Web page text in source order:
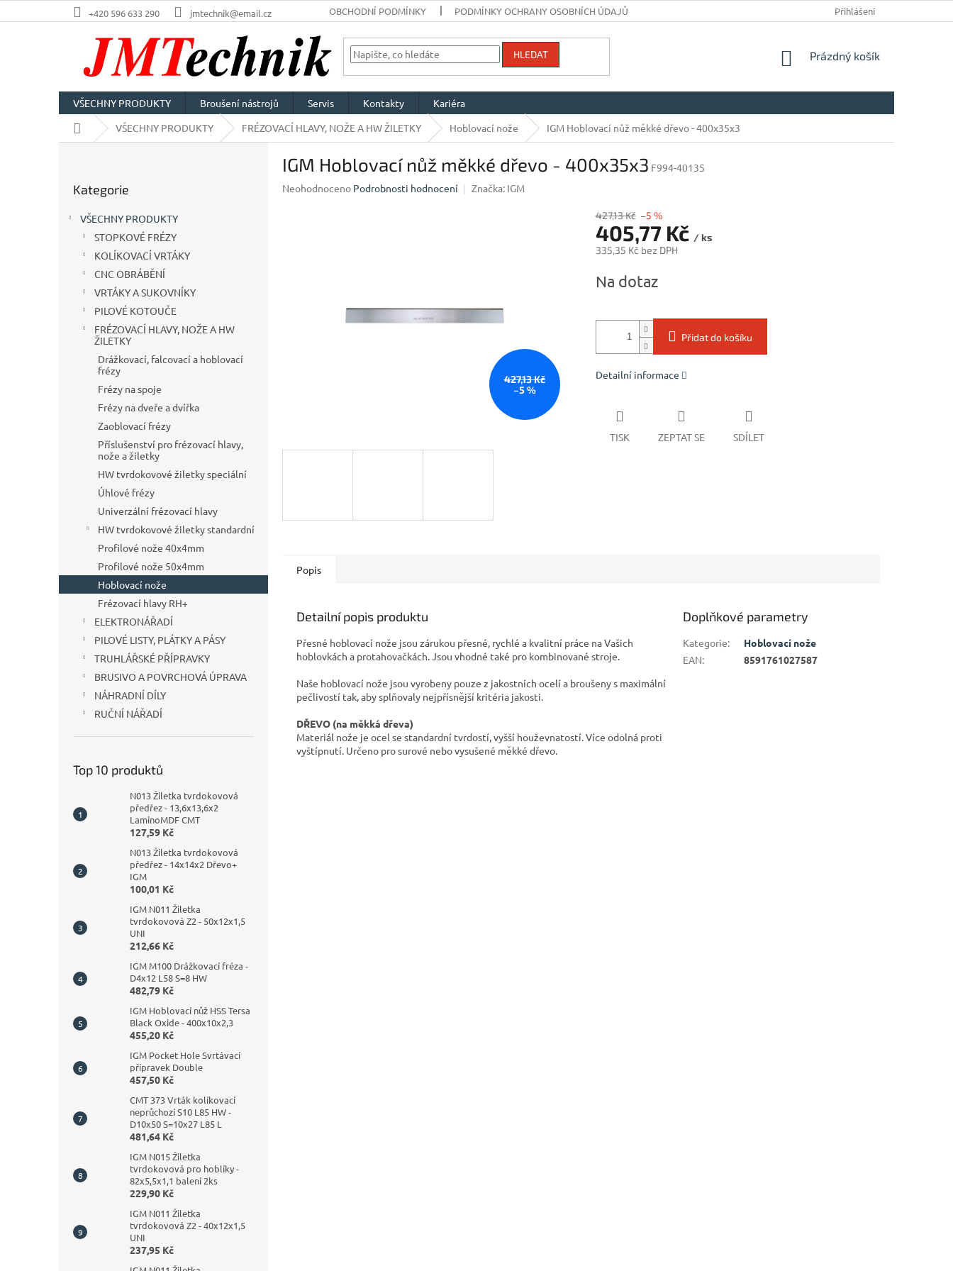
na
+420 596 633 290 jmtechnik@email.cz OBCHODNÍ PODMÍNKY PODMÍNKY OCHRANY OSOBNÍCH ÚDAJŮ Přihlášení
HLEDAT
NÁKUPNÍ
Prázdný košík
VŠECHNY PRODUKTY Broušení nástrojů Servis Kontakty
Kariéra
Domů VŠECHNY PRODUKTY FRÉZOVACÍ HLAVY, NOŽE A HW ŽILETKY Hoblovací nože IGM Hoblovací nůž měkké dřevo - 400x35x3
kategorie
Kategorie
VŠECHNY PRODUKTY
STOPKOVÉ FRÉZY
KOLÍKOVACÍ VRTÁKY
CNC OBRÁBĚNÍ
VRTÁKY A SUKOVNÍKY
PILOVÉ KOTOUČE
FRÉZOVACÍ HLAVY, NOŽE A HW
ŽILETKY
Drážkovací, falcovací a hoblovací
frézy
Frézy na spoje
Frézy na dveře a dvířka
Zaoblovací frézy
Příslušenství pro frézovací hlavy,
nože a žiletky
HW tvrdokovové žiletky speciální
Úhlové frézy
Univerzální frézovací hlavy
HW tvrdokovové žiletky standardní
Profilové nože 40x4mm
Profilové nože 50x4mm
Hoblovací nože
Frézovací hlavy RH+
ELEKTRONÁŘADÍ
PILOVÉ LISTY, PLÁTKY A PÁSY
TRUHLÁŘSKÉ PŘÍPRAVKY
BRUSIVO A POVRCHOVÁ ÚPRAVA
NÁHRADNÍ DÍLY
RUČNÍ NÁŘADÍ
Top 10 produktů
N013 Žiletka tvrdokovová
předřez - 13,6x13,6x2
LaminoMDF CMT
127,59 Kč
N013 Žiletka tvrdokovová
předřez - 14x14x2 Dřevo+
IGM
100,01 Kč
IGM N011 Žiletka
tvrdokovová Z2 - 50x12x1,5
UNI
212,66 Kč
IGM M100 Drážkovací fréza -
D4x12 L58 S=8 HW
482,79 Kč
IGM Hoblovací nůž HSS Tersa
Black Oxide - 400x10x2,3
455,20 Kč
IGM Pocket Hole Svrtávací
přípravek Double
457,50 Kč
CMT 373 Vrták kolíkovací
neprůchozí S10 L85 HW -
D10x50 S=10x27 L85 L
481,64 Kč
IGM N015 Žiletka
tvrdokovová pro hoblíky -
82x5,5x1,1 balení 2ks
229,90 Kč
IGM N011 Žiletka
tvrdokovová Z2 - 40x12x1,5
UNI
237,95 Kč
IGM Hoblovací nůž měkké dřevo - 400x35x3 F994-40135
Průměrné
Neohodnoceno Podrobnosti hodnocení Značka: IGM
427,13 Kč
–5 %
427,13 Kč –5 %
405,77 Kč / ks
335,35 Kč bez DPH
cena:
Na dotaz
Přidat do košíku
Detailní informace
TISK ZEPTAT SE SDÍLET
Popis
Detailní popis produktu
Přesné hoblovací nože jsou zárukou přesné, rychlé a kvalitní práce na Vašich
hoblovkách a protahovačkách. Jsou vhodné také pro kombinované stroje.
Naše hoblovací nože jsou vyrobeny pouze z jakostních ocelí a broušeny s maximální
pečlivostí tak, aby splňovaly nejpřísnější kritéria jakosti.
DŘEVO (na měkká dřeva)
Materiál nože je ocel se standardní tvrdostí, vyšší houževnatostí. Více odolná proti
vyštípnutí. Určeno pro surové nebo vysušené měkké dřevo.
Doplňkové parametry
Kategorie:
Hoblovací nože
EAN: 8591761027587